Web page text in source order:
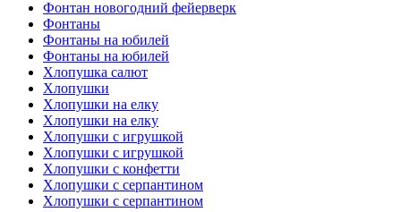
Фонтан новогодний фейерверк
Фонтаны
Фонтаны на юбилей
Фонтаны на юбилей
Хлопушка салют
Хлопушки
Хлопушки на елку
Хлопушки на елку
Хлопушки с игрушкой
Хлопушки с игрушкой
Хлопушки с конфетти
Хлопушки с серпантином
Хлопушки с серпантином